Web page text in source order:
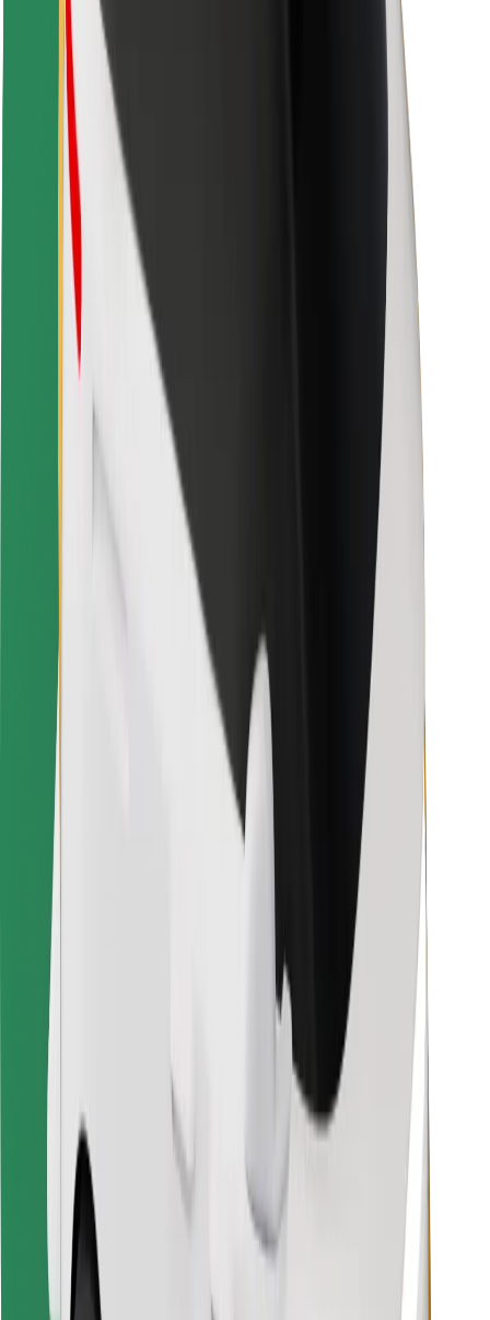
Veiligheid voor passagiers
Veiligheid voor chauffeurs
Veiligheid E-steps
Safety Lab
Steden
Locaties
Stadsoplossingen
Luchthavens
Bolt Laadstations
Support
Voor passagiers
Voor chauffeurs
Voor bezorgers
Voor fleet owners
Voor restaurants
Bolt for Business
Algemene voorwaarden
Slechts enkele minuten verwijderd van je rit!
Download de Bolt Food-app